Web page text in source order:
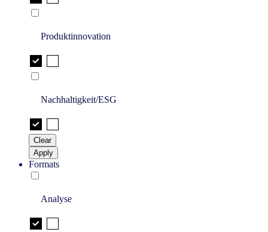
Produktinnovation
Nachhaltigkeit/ESG
Clear
Apply
Formats
Analyse